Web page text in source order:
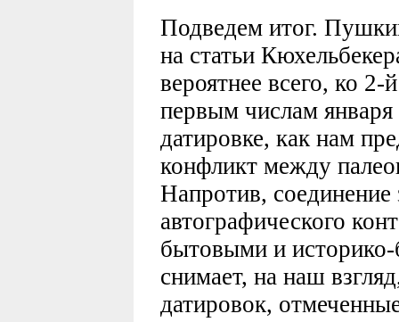
Подведем итог.
на статьи
вероятнее всего, ко
первым числам
датировке, как нам
конфликт между
Напротив, соединение
автографического
бытовыми и
снимает, на наш
датировок,